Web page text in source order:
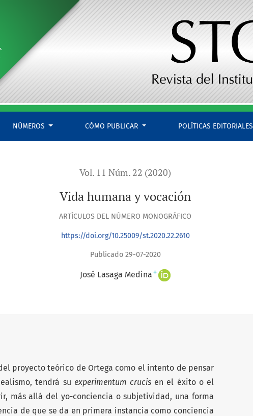
NÚMEROS CÓMO PUBLICAR POLÍTICAS EDITORIALES
Vol. 11 Núm. 22 (2020)
Vida humana y vocación
ARTÍCULOS DEL NÚMERO MONOGRÁFICO
https://doi.org/10.25009/st.2020.22.2610
Publicado 29-07-2020
José Lasaga Medina +
proyecto teórico de Ortega como el intento de pensar
tendrá su experimentum crucisen el éxito o el
más allá del yo-conciencia o subjetividad, una forma
de que se da en primera instancia como conciencia